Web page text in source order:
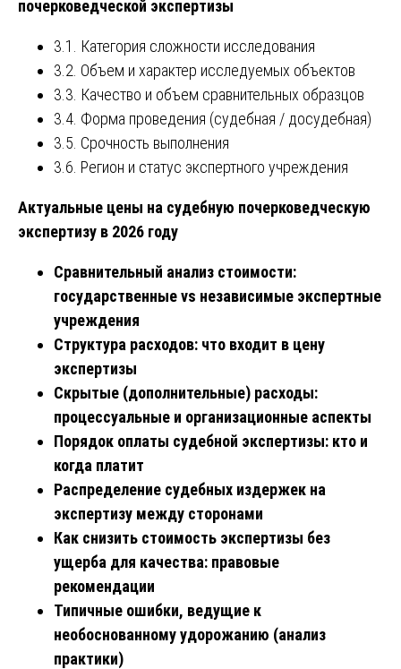
почерковедческой экспертизы
3.1. Категория сложности исследования
3.2. Объем и характер исследуемых объектов
3.3. Качество и объем сравнительных образцов
3.4. Форма проведения (судебная / досудебная)
3.5. Срочность выполнения
3.6. Регион и статус экспертного учреждения
Актуальные цены на судебную почерковедческую
экспертизу в 2026 году
Сравнительный анализ стоимости:
государственные vs независимые экспертные
учреждения
Структура расходов: что входит в цену
экспертизы
Скрытые (дополнительные) расходы:
процессуальные и организационные аспекты
Порядок оплаты судебной экспертизы: кто и
когда платит
Распределение судебных издержек на
экспертизу между сторонами
Как снизить стоимость экспертизы без
ущерба для качества: правовые
рекомендации
Типичные ошибки, ведущие к
необоснованному удорожанию (анализ
практики)